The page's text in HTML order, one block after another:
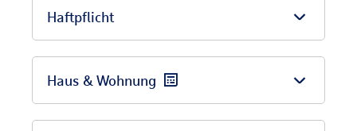
Haftpflicht
Haus & Wohnung